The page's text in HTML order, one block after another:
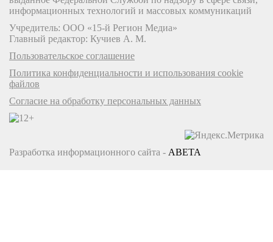
информационных технологий и массовых коммуникаций
Учредитель: ООО «15-й Регион Медиа»
Главный редактор: Кучиев А. М.
Пользовательское соглашение
Политика конфиденциальности и использования cookie
файлов
Согласие на обработку персональных данных
Разработка информационного сайта - ABETA